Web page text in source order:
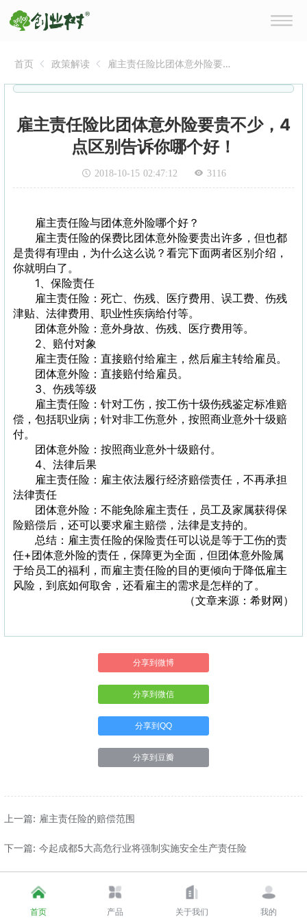
首页 政策解读
雇主责任险比团体意外险要
好！
雇主责任险比团体意外险要贵不少，4
点区别告诉你哪个好！
2018-10-15 02:47:12 3116
雇主责任险与团体意外险哪个好？
雇主责任险的保费比团体意外险要贵出许多，但也都
是贵得有理由，为什么这么说？看完下面两者区别介绍，
你就明白了。
1、保险责任
雇主责任险：死亡、伤残、医疗费用、误工费、伤残
津贴、法律费用、职业性疾病给付等。
团体意外险：意外身故、伤残、医疗费用等。
2、赔付对象
雇主责任险：直接赔付给雇主，然后雇主转给雇员。
团体意外险：直接赔付给雇员。
3、伤残等级
雇主责任险：针对工伤，按工伤十级伤残鉴定标准赔
偿，包括职业病；针对非工伤意外，按照商业意外十级赔
付。
团体意外险：按照商业意外十级赔付。
4、法律后果
雇主责任险：雇主依法履行经济赔偿责任，不再承担
法律责任
团体意外险：不能免除雇主责任，员工及家属获得保
险赔偿后，还可以要求雇主赔偿，法律是支持的。
总结：雇主责任险的保险责任可以说是等于工伤的责
任+团体意外险的责任，保障更为全面，但团体意外险属
于给员工的福利，而雇主责任险的目的更倾向于降低雇主
风险，到底如何取舍，还看雇主的需求是怎样的了。
（文章来源：希财网）
分享到微博
分享到微信
分享到QQ
分享到豆瓣
上一篇: 雇主责任险的赔偿范围
下一篇: 今起成都5大高危行业将强制实施安全生产责任险
首页 产品 关于我们 我的